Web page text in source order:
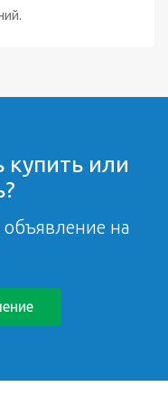
купить или
объявление на